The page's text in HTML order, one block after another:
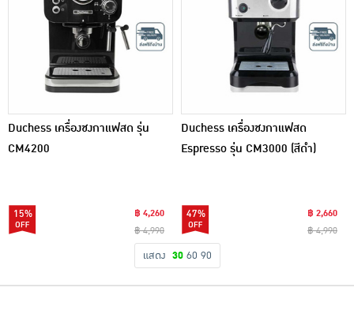
อาหารสด ผัก ผลไม้และเบเกอรี่
Duchess เครื่องชงกาแฟสด รุ่น
CM4200
15%
฿ 4,260
฿ 4,990
Duchess เครื่องชงกาแฟสด
Espresso รุ่น CM3000 (สีดำ)
47%
฿ 2,660
฿ 4,990
แสดง 30 60 90